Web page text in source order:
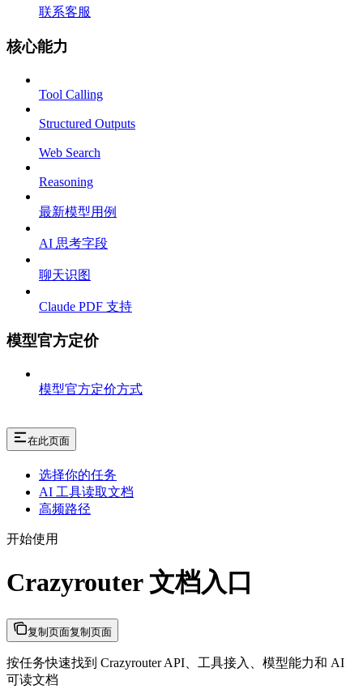
联系客服
核心能力
Tool Calling
Structured Outputs
Web Search
Reasoning
最新模型用例
AI 思考字段
聊天识图
Claude PDF 支持
模型官方定价
模型官方定价方式
在此页面
选择你的任务
AI 工具读取文档
高频路径
开始使用
Crazyrouter 文档入口
复制页面复制页面
按任务快速找到 Crazyrouter API、工具接入、模型能力和 AI
可读文档